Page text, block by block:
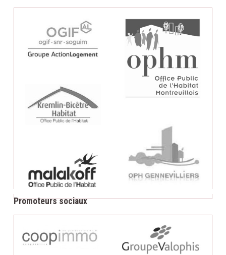
Promoteurs sociaux